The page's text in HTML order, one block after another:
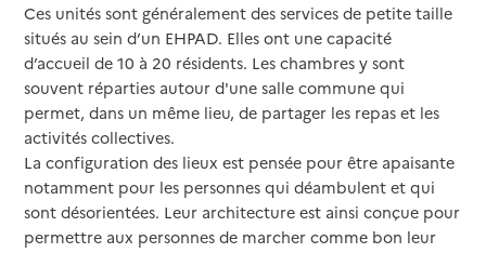
Ces unités sont généralement des services de petite taille
situés au sein d’un EHPAD. Elles ont une capacité
d’accueil de 10 à 20 résidents. Les chambres y sont
souvent réparties autour d'une salle commune qui
permet, dans un même lieu, de partager les repas et les
activités collectives.
La configuration des lieux est pensée pour être apaisante
notamment pour les personnes qui déambulent et qui
sont désorientées. Leur architecture est ainsi conçue pour
permettre aux personnes de marcher comme bon leur